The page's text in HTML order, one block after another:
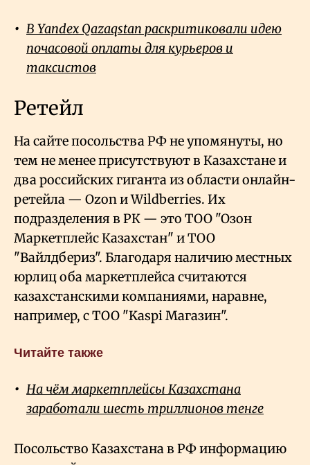
В Yandex Qazaqstan раскритиковали идею
почасовой оплаты для курьеров и
таксистов
Ретейл
На сайте посольства РФ не упомянуты, но
тем не менее присутствуют в Казахстане и
два российских гиганта из области онлайн-
ретейла — Ozon и Wildberries. Их
подразделения в РК — это ТОО "Озон
Маркетплейс Казахстан" и ТОО
"Вайлдбериз". Благодаря наличию местных
юрлиц оба маркетплейса считаются
казахстанскими компаниями, наравне,
например, с ТОО "Kaspi Магазин".
Читайте также
На чём маркетплейсы Казахстана
заработали шесть триллионов тенге
Посольство Казахстана в РФ информацию